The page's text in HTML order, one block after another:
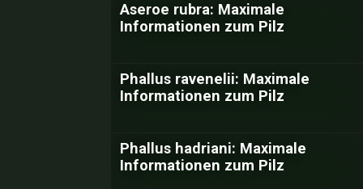
Aseroe rubra: Maximale
Informationen zum Pilz
Phallus ravenelii: Maximale
Informationen zum Pilz
Phallus hadriani: Maximale
Informationen zum Pilz